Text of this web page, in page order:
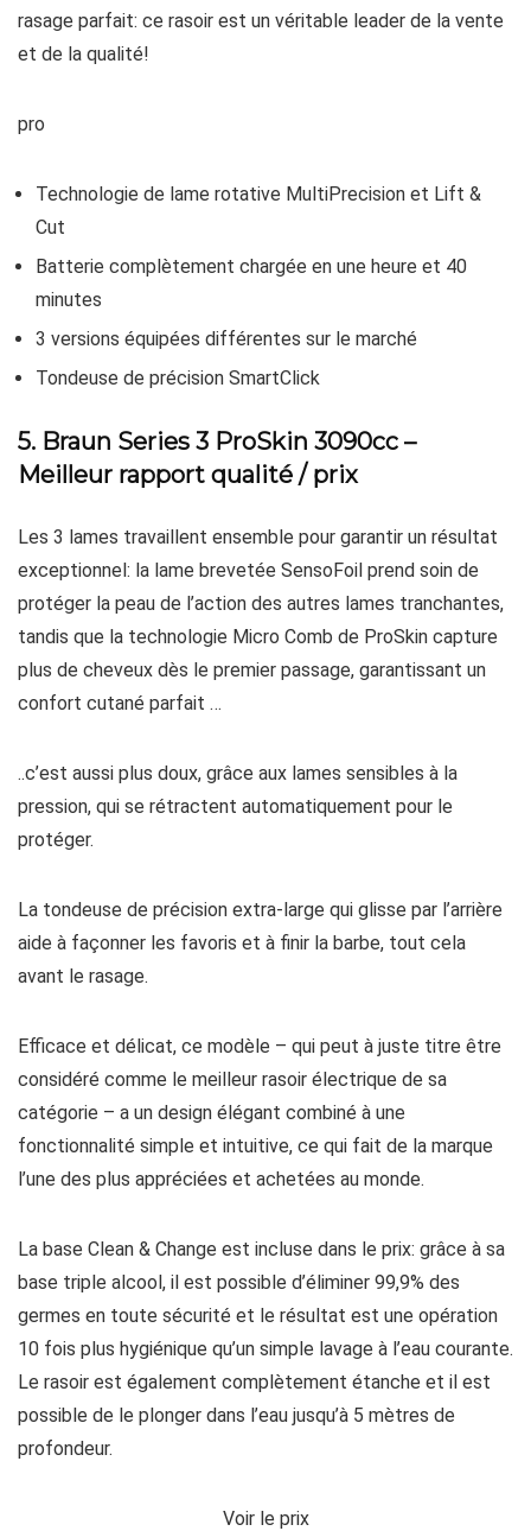
rasage parfait: ce rasoir est un véritable leader de la vente
et de la qualité!
pro
Technologie de lame rotative MultiPrecision et Lift &
Cut
Batterie complètement chargée en une heure et 40
minutes
3 versions équipées différentes sur le marché
Tondeuse de précision SmartClick
5. Braun Series 3 ProSkin 3090cc –
Meilleur rapport qualité / prix
Les 3 lames travaillent ensemble pour garantir un résultat
exceptionnel: la lame brevetée SensoFoil prend soin de
protéger la peau de l’action des autres lames tranchantes,
tandis que la technologie Micro Comb de ProSkin capture
plus de cheveux dès le premier passage, garantissant un
confort cutané parfait …
..c’est aussi plus doux, grâce aux lames sensibles à la
pression, qui se rétractent automatiquement pour le
protéger.
La tondeuse de précision extra-large qui glisse par l’arrière
aide à façonner les favoris et à finir la barbe, tout cela
avant le rasage.
Efficace et délicat, ce modèle – qui peut à juste titre être
considéré comme le meilleur rasoir électrique de sa
catégorie – a un design élégant combiné à une
fonctionnalité simple et intuitive, ce qui fait de la marque
l’une des plus appréciées et achetées au monde.
La base Clean & Change est incluse dans le prix: grâce à sa
base triple alcool, il est possible d’éliminer 99,9% des
germes en toute sécurité et le résultat est une opération
10 fois plus hygiénique qu’un simple lavage à l’eau courante.
Le rasoir est également complètement étanche et il est
possible de le plonger dans l’eau jusqu’à 5 mètres de
profondeur.
Voir le prix